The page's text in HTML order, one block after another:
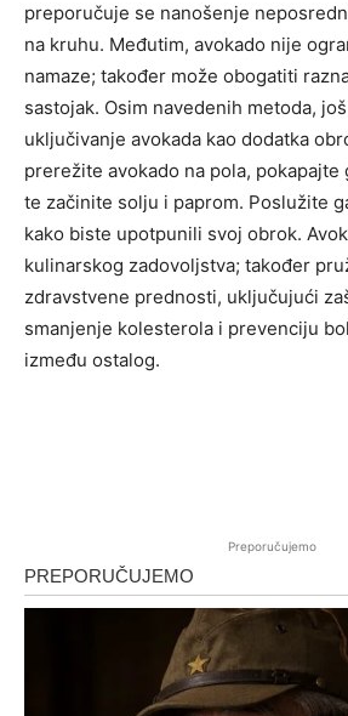
preporučuje se nanošenje
na kruhu. Međutim, avokado nije
namaze; također može obogatiti
sastojak. Osim navedenih metoda,
uključivanje avokada kao dodatka
prerežite avokado na pola, pokapajte
te začinite solju i paprom. Poslužite
kako biste upotpunili svoj obrok.
kulinarskog zadovoljstva; također
zdravstvene prednosti, uključujući
smanjenje kolesterola i prevenciju
između ostalog.
Preporučujemo